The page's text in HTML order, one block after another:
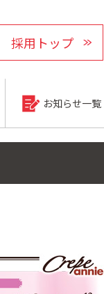
採用トップ
お知らせ一覧